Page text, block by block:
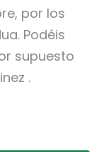
por los
Podéis
supuesto
.